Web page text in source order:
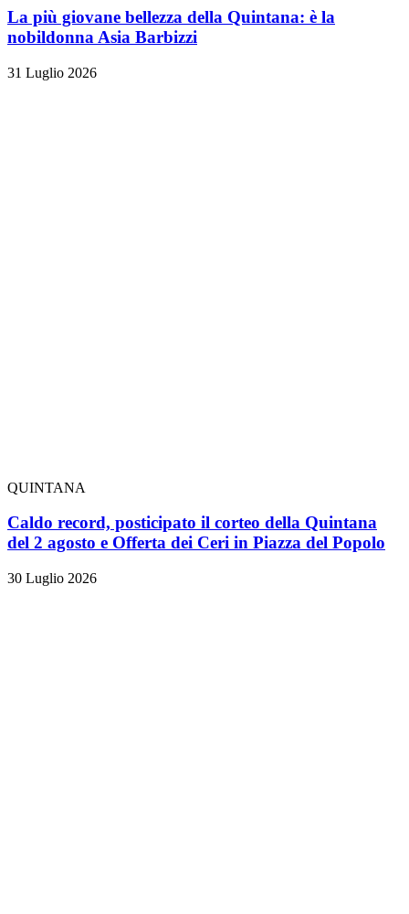
La più giovane bellezza della Quintana: è la
nobildonna Asia Barbizzi
31 Luglio 2026
QUINTANA
Caldo record, posticipato il corteo della Quintana
del 2 agosto e Offerta dei Ceri in Piazza del Popolo
30 Luglio 2026